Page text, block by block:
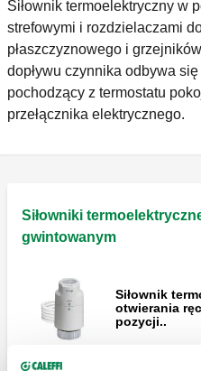
Siłownik termoelektryczny w
strefowymi i rozdzielaczami
płaszczyznowego i
dopływu czynnika odbywa
pochodzący z termostatu
przełącznika elektrycznego.
Siłowniki
gwintowanym
Siłownik
otwierania
pozycji..